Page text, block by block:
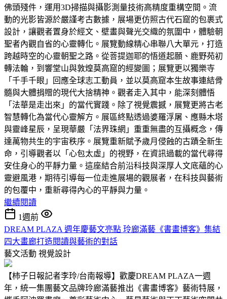
佛頭殘件，運用3D掃描與攝影測量技術高精度重構空間。流
動的光影皆源於嚴謹考古數據，展場更仿照古代石窟的包裹式
設計，讓觀者置身於經文、壁畫與聲光交織的氛圍中，體驗朝
聖者內觀自省的心靈轉化。展覽動線精心串聯八大單元，打造
跨越時空的心靈朝聖之路。從菩提迦耶的悟道起願、鹿野苑初
轉法輪，到響堂山與敦煌莫高窟的經變圖；展覽更以獨樂寺
「千手千眼」回應全球志工動員，並以莫高窟本生故事連結骨
髓與大體捐贈的現代大捨精神。觀者走入其中，能深刻體悟
「法華是走出來」的當代實踐。除了視覺震撼，展覽更將古老
智慧轉化為當代心靈解方。展區終點透過婆羅浮屠、應縣木塔
與靈峰星辰，呈現華嚴「法界珠網」重重無盡的互攝概念，傳
達萬物共生的宇宙秩序。展覽重新賦予歲月侵蝕的古蹟全新生
命，引導觀者以「心包太虛」的視野，在資訊過載的當代尋得
安住身心的平靜力量。這座結合前沿科技與深厚人文底蘊的心
靈避風港，期待引導每一位走進展場的觀展者，在科技與藝術
的包覆中，重新尋得內心的平靜與力量。
繼續閱讀
1週前
DREAM PLAZA 週年慶藝文亮點 玲廊滿藝《書畫博客》集結
四大畫廊打造閱讀與藝術的對話
藝文活動 視覺設計
【柿子日報記者李玲/台南報導】歡慶DREAM PLAZA一週
年，統一集團藝文品牌玲廊滿藝推出《書畫博客》藝術特展，